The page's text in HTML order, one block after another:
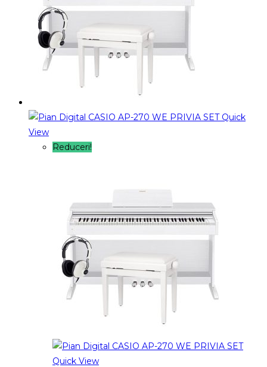
Quick
View
Reduceri!
Quick View